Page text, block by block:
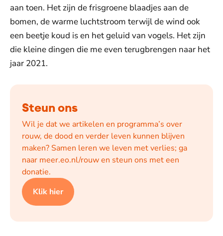
aan toen. Het zijn de frisgroene blaadjes aan de
bomen, de warme luchtstroom terwijl de wind ook
een beetje koud is en het geluid van vogels. Het zijn
die kleine dingen die me even terugbrengen naar het
jaar 2021.
Steun ons
Wil je dat we artikelen en programma’s over
rouw, de dood en verder leven kunnen blijven
maken? Samen leren we leven met verlies; ga
naar meer.eo.nl/rouw en steun ons met een
donatie.
Klik hier